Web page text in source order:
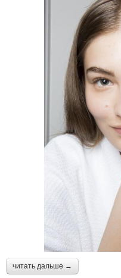
читать дальше →